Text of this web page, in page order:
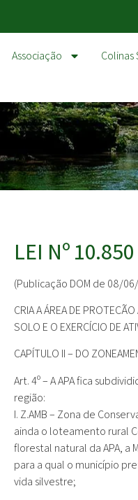
Associação
LEI Nº
(Publicação DOM de 08/
CRIA A ÁREA DE
SOLO E O EXERCÍCIO DE
CAPÍTULO II – DO
Art. 4º – A APA fica
região:
I. Z.AMB – Zona de
ainda o loteamento rural
florestal natural da APA, a
para a qual o município
vida silvestre;